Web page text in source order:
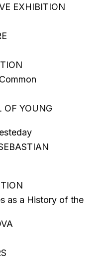
EXHIBITION
OF YOUNG
as a History of the